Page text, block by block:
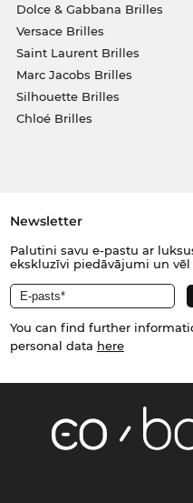
Dolce & Gabbana Brilles
Versace Brilles
Saint Laurent Brilles
Marc Jacobs Brilles
Silhouette Brilles
Chloé Brilles
Newsletter
Palutini savu e-pastu ar
ekskluzīvi piedāvājumi un
You can find further
personal data here